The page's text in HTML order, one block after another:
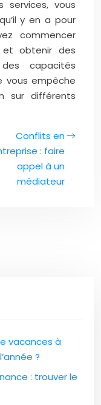
services, vous
y en a pour
commencer
et obtenir des
capacités
vous empêche
sur différents
Conflits en
: faire
appel à un
médiateur
vacances à
?
: trouver le